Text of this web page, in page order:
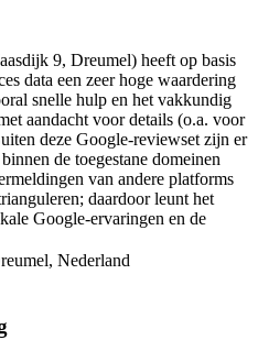
9, Dreumel) heeft op basis
data een zeer hoge waardering
snelle hulp en het vakkundig
aandacht voor details (o.a. voor
deze Google-reviewset zijn er
de toegestane domeinen
van andere platforms
daardoor leunt het
Google-ervaringen en de
Nederland